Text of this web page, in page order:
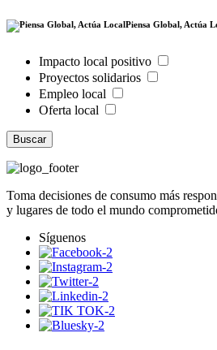
Piensa Global, Actúa
Impacto local positivo
Proyectos solidarios
Empleo local
Oferta local
Buscar
Toma decisiones de consumo más
y lugares de todo el mundo
Síguenos